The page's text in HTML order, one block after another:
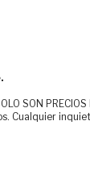
SON
Cualquier